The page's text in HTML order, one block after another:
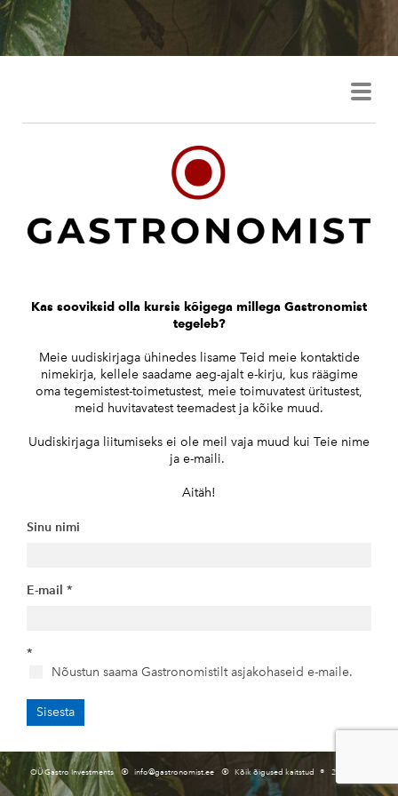
Kas sooviksid olla kursis kõigega millega Gastronomist
tegeleb?
Meie uudiskirjaga ühinedes lisame Teid meie kontaktide
nimekirja, kellele saadame aeg-ajalt e-kirju, kus räägime
oma tegemistest-toimetustest, meie toimuvatest üritustest,
meid huvitavatest teemadest ja kõike muud.
Uudiskirjaga liitumiseks ei ole meil vaja muud kui Teie nime
ja e-maili.
Aitäh!
Sinu nimi
E-mail
Nõustun saama Gastronomistilt asjakohaseid e-maile.
OÜ Gastro Investments ⦿ info@gastronomist.ee⦿ Kõik õigused kaitstud ® 2020 Tartu